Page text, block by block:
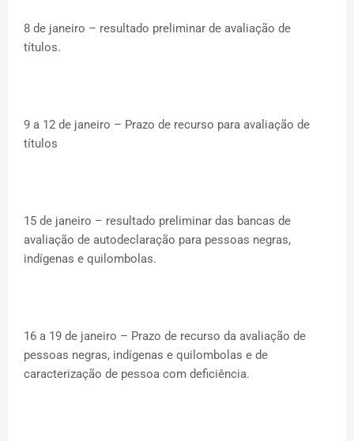
8 de janeiro – resultado preliminar de avaliação de
títulos.
9 a 12 de janeiro – Prazo de recurso para avaliação de
títulos
15 de janeiro – resultado preliminar das bancas de
avaliação de autodeclaração para pessoas negras,
indígenas e quilombolas.
16 a 19 de janeiro – Prazo de recurso da avaliação de
pessoas negras, indígenas e quilombolas e de
caracterização de pessoa com deficiência.